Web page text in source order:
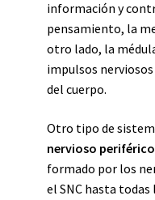
información y
pensamiento, la
otro lado, la
impulsos
del cuerpo.
Otro tipo de
nervioso periférico
formado por los
el SNC hasta todas